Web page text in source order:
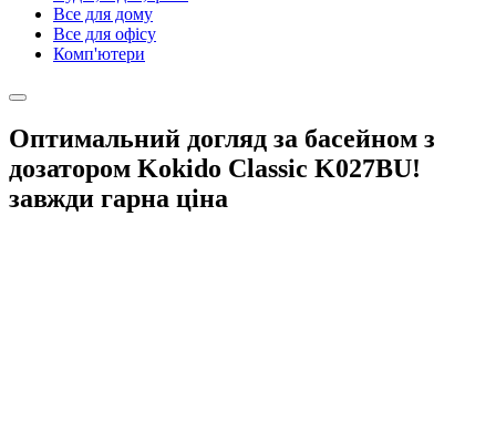
Все для дому
Все для офісу
Комп'ютери
Оптимальний догляд за басейном з
дозатором Kokido Classic K027BU!
завжди гарна ціна